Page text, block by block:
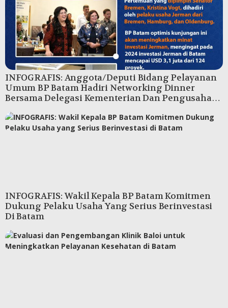
INFOGRAFIS: Anggota/Deputi Bidang Pelayanan
Umum BP Batam Hadiri Networking Dinner
Bersama Delegasi Kementerian Dan Pengusaha
INFOGRAFIS: Wakil Kepala BP Batam Komitmen
Dukung Pelaku Usaha Yang Serius Berinvestasi
Di Batam